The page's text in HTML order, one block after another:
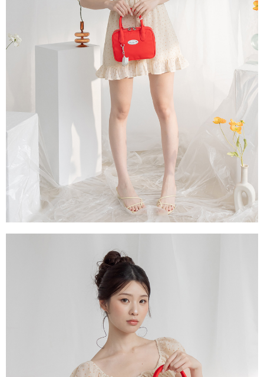
時審查核予不同之上限額度；若仍有額度不足之情形，本公司將視審查結果
請求用戶進行身份認證。
５．嚴禁一人註冊多個帳號或使用他人資訊註冊。若發現惡意使用之情形，
恩沛科技股份有限公司將有權停止該用戶之使用額度並採取法律行動。